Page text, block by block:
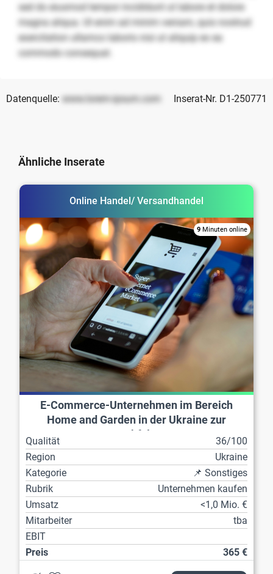
sed do eiusmod tempor incididunt ut labore et dolore
magna aliqua. Ut enim ad minim veniam, quis nostrud
exercitation ullamco laboris nisi ut aliquip ex ea
commodo consequat.
Datenquelle: www.lorem-ipsum.com Inserat-Nr. D1-250771
Ähnliche Inserate
Online Handel/ Versandhandel
9 Minuten online
E-Commerce-Unternehmen im Bereich
Home and Garden in der Ukraine zur
Qualität
36/100
Region
Ukraine
Kategorie
📌 Sonstiges
Rubrik
Unternehmen kaufen
Umsatz
<1,0 Mio. €
Mitarbeiter
tba
EBIT
Preis
365 €